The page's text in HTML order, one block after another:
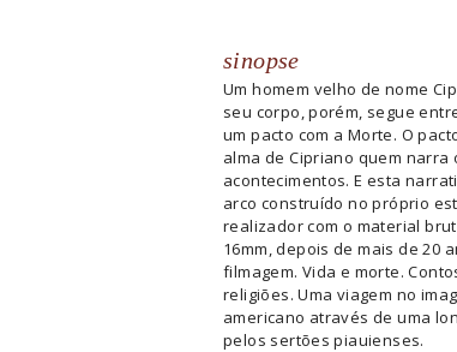
sinopse
Um homem velho de nome
seu corpo, porém, segue
um pacto com a Morte. O
alma de Cipriano quem narra
acontecimentos. E esta
arco construído no próprio
realizador com o material
16mm, depois de mais de 20
filmagem. Vida e morte.
religiões. Uma viagem no
americano através de uma
pelos sertões piauienses.